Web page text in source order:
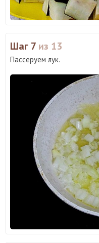
Шаг 7 из 13
Пассеруем лук.